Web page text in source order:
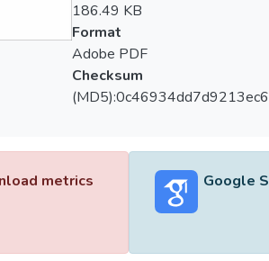
186.49 KB
Format
Adobe PDF
Checksum
metrics Google